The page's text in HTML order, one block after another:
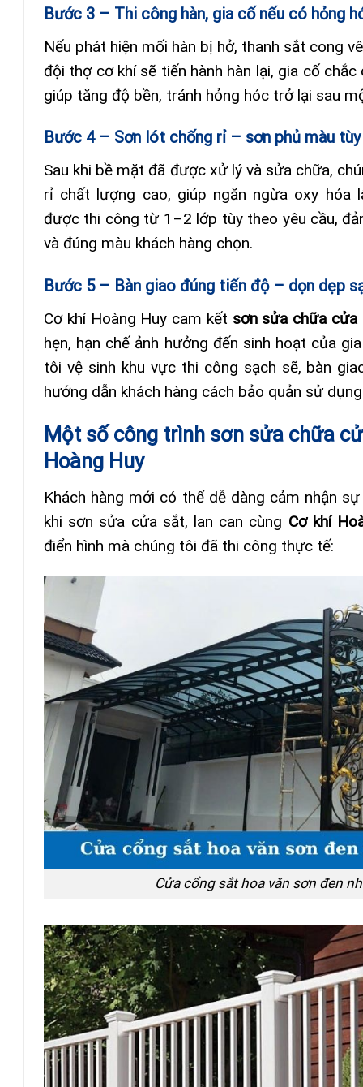
Bước 3 – Thi công hàn, gia cố nếu có hỏng
Nếu phát hiện mối hàn bị hở, thanh sắt cong
đội thợ cơ khí sẽ tiến hành hàn lại, gia cố
giúp tăng độ bền, tránh hỏng hóc trở lại sau
Bước 4 – Sơn lót chống rỉ – sơn phủ màu
Sau khi bề mặt đã được xử lý và sửa chữa,
rỉ chất lượng cao, giúp ngăn ngừa oxy hóa
được thi công từ 1–2 lớp tùy theo yêu cầu,
và đúng màu khách hàng chọn.
Bước 5 – Bàn giao đúng tiến độ – dọn dẹp
Cơ khí Hoàng Huy cam kết sơn sửa chữa
hẹn, hạn chế ảnh hưởng đến sinh hoạt của
tôi vệ sinh khu vực thi công sạch sẽ, bàn
hướng dẫn khách hàng cách bảo quản sử
Một số công trình sơn sửa chữa
Hoàng Huy
Khách hàng mới có thể dễ dàng cảm nhận
khi sơn sửa cửa sắt, lan can cùng Cơ khí
điển hình mà chúng tôi đã thi công thực tế:
Cửa cổng sắt hoa văn sơn đen